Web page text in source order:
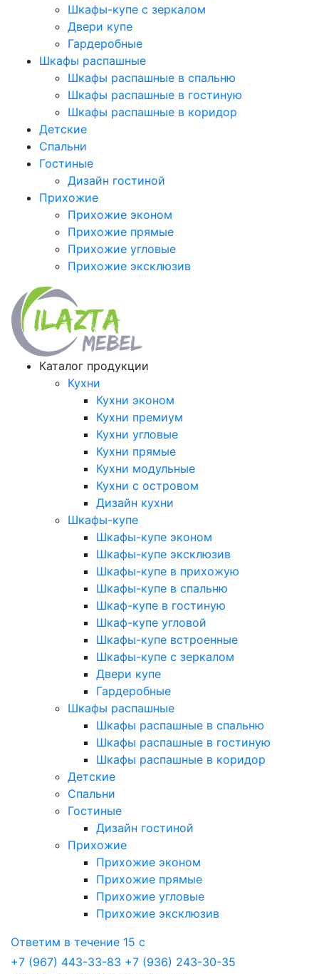
Шкафы-купе с зеркалом
Двери купе
Гардеробные
Шкафы распашные
Шкафы распашные в спальню
Шкафы распашные в гостиную
Шкафы распашные в коридор
Детские
Спальни
Гостиные
Дизайн гостиной
Прихожие
Прихожие эконом
Прихожие прямые
Прихожие угловые
Прихожие эксклюзив
Каталог продукции
Кухни
Кухни эконом
Кухни премиум
Кухни угловые
Кухни прямые
Кухни модульные
Кухни с островом
Дизайн кухни
Шкафы-купе
Шкафы-купе эконом
Шкафы-купе эксклюзив
Шкафы-купе в прихожую
Шкафы-купе в спальню
Шкаф-купе в гостиную
Шкаф-купе угловой
Шкафы-купе встроенные
Шкафы-купе с зеркалом
Двери купе
Гардеробные
Шкафы распашные
Шкафы распашные в спальню
Шкафы распашные в гостиную
Шкафы распашные в коридор
Детские
Спальни
Гостиные
Дизайн гостиной
Прихожие
Прихожие эконом
Прихожие прямые
Прихожие угловые
Прихожие эксклюзив
Ответим в течение 15 с
+7 (967) 443-33-83 +7 (936) 243-30-35